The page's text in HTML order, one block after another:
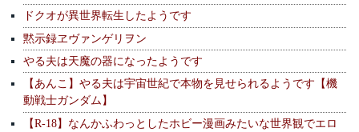
ドクオが異世界転生したようです
黙示録ヱヴァンゲリヲン
やる夫は天魔の器になったようです
【あんこ】やる夫は宇宙世紀で本物を見せられるようです【機
動戦士ガンダム】
【R-18】なんかふわっとしたホビー漫画みたいな世界観でエロ